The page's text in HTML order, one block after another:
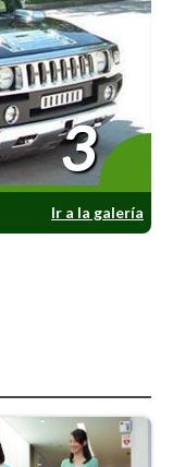
Ir a la galería
3